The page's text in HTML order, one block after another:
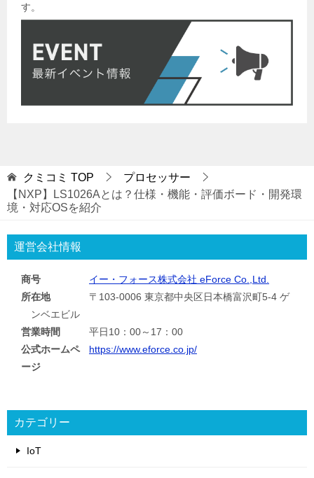
す。
クミコミ TOP
プロセッサー
【NXP】LS1026Aとは？仕様・機能・評価ボード・開発環
境・対応OSを紹介
運営会社情報
商号
イー・フォース株式会社 eForce Co.,Ltd.
所在地
〒103-0006 東京都中央区日本橋富沢町5-4 ゲ
ンベエビル
営業時間
平日10：00～17：00
公式ホームペ
ージ
https://www.eforce.co.jp/
カテゴリー
IoT